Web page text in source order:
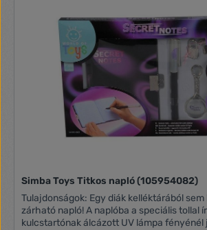
Simba Toys Titkos napló (105954082)
Tulajdonságok: Egy diák kelléktárából sem hiányozhat ez a
zárható napló! A naplóba a speciális tollal
kulcstartónak álcázott UV lámpa fényénél